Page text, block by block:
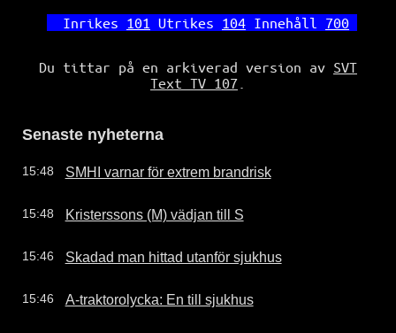
Inrikes 101 Utrikes 104 Innehåll 700
Du tittar på en arkiverad version av SVT
Text TV 107
Senaste nyheterna
15:48 SMHI varnar för extrem brandrisk
15:48 Kristerssons (M) vädjan till S
15:46 Skadad man hittad utanför sjukhus
15:46 A-traktorolycka: En till sjukhus